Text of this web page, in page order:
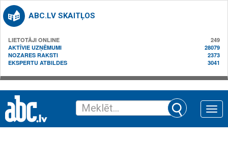
ABC.LV SKAITĻOS
LIETOTĀJI ONLINE
249
AKTĪVIE UZŅĒMUMI
28079
NOZARES RAKSTI
2373
EKSPERTU ATBILDES
3041
Toggle